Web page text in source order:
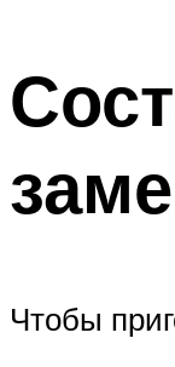
Чтобы